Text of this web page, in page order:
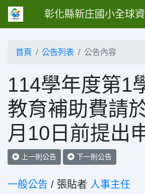
彰化縣新庄國小全球
首頁 公告列表 公告內容
114學年度第1
教育補助費請
月10日前提出
上一則公告 下一則公告
一般公告 / 張貼者 人事主任